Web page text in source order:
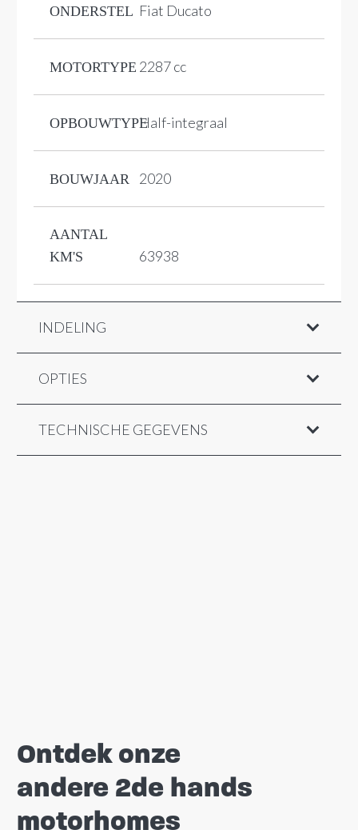
ONDERSTEL Fiat Ducato
MOTORTYPE 2287 cc
OPBOUWTYPEHalf-integraal
BOUWJAAR 2020
AANTAL
KM'S
63938
INDELING
OPTIES
TECHNISCHE GEGEVENS
Ontdek onze
andere 2de hands
motorhomes